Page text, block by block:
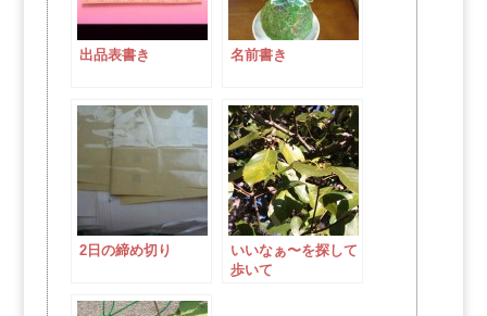
出品表書き 名前書き
2日の締め切り
いいなぁ〜を探して
歩いて